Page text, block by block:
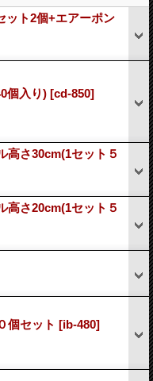
ット2個+エアーポン
個入り) [cd-850]
高さ30cm(1セット５
高さ20cm(1セット５
個セット [ib-480]